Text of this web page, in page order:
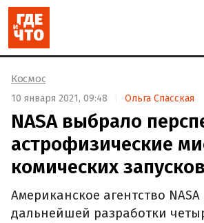
Космос
10 января 2021, 09:48 Ольга Спасская
NASA выбрало
астрофизические
комических запусков
Американское агентство
дальнейшей разработки